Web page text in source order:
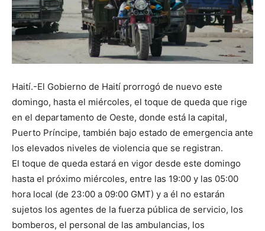
Haití.-El Gobierno de Haití prorrogó de nuevo este
domingo, hasta el miércoles, el toque de queda que rige
en el departamento de Oeste, donde está la capital,
Puerto Príncipe, también bajo estado de emergencia ante
los elevados niveles de violencia que se registran.
El toque de queda estará en vigor desde este domingo
hasta el próximo miércoles, entre las 19:00 y las 05:00
hora local (de 23:00 a 09:00 GMT) y a él no estarán
sujetos los agentes de la fuerza pública de servicio, los
bomberos, el personal de las ambulancias, los